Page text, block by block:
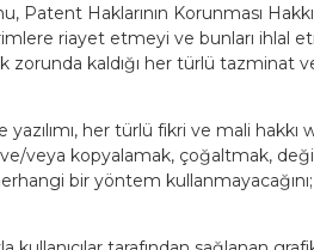
Patent Haklarının Korunması
riayet etmeyi ve bunları ihlal
kaldığı her türlü tazminat
her türlü fikri ve mali hakkı
veya kopyalamak, çoğaltmak,
bir yöntem